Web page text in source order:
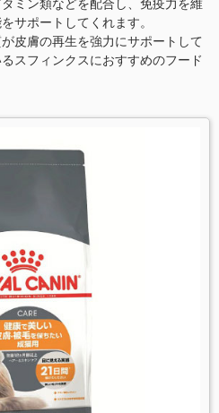
ミン類などを配合し、免疫力を維
サポートしてくれます。
皮膚の再生を強力にサポートして
スフィンクスにおすすめのフード